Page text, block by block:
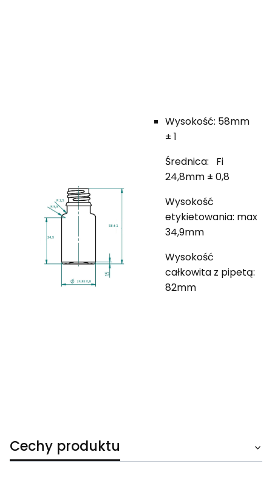
Wysokość: 58mm
± 1
Średnica: Fi
24,8mm ± 0,8
Wysokość
etykietowania: max
34,9mm
Wysokość
całkowita z pipetą:
82mm
Cechy produktu